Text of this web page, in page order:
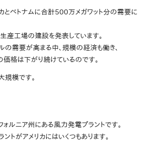
ベトナムに合計500万メガワット分の需要に
産工場の建設を発表しています。
の需要が高まる中、規模の経済も働き、
価格は下がり続けているのです。
規模です。
ォルニア州にある風力発電プラントです。
トがアメリカにはいくつもあります。